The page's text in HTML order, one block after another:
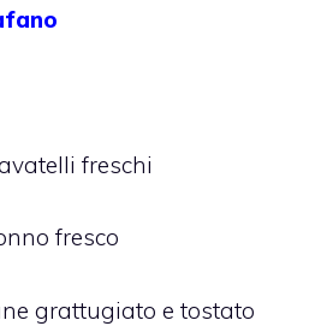
freschi
fresco
grattugiato e tostato